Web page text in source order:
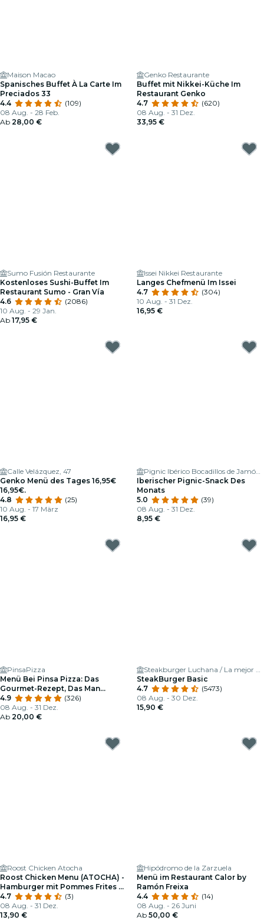
Maison Macao
Spanisches Buffet À La Carte Im
Preciados 33
4.4
(109)
08 Aug. - 28 Feb.
Ab 28,00 €
Genko Restaurante
Buffet mit Nikkei-Küche Im
Restaurant Genko
4.7
(620)
08 Aug. - 31 Dez.
33,95 €
Sumo Fusión Restaurante
Kostenloses Sushi-Buffet Im
Restaurant Sumo - Gran Vía
4.6
(2086)
10 Aug. - 29 Jan.
Ab 17,95 €
Issei Nikkei Restaurante
Langes Chefmenü Im Issei
4.7
(304)
10 Aug. - 31 Dez.
16,95 €
Calle Velázquez, 47
Genko Menü des Tages 16,95€
16,95€.
4.8
(25)
10 Aug. - 17 März
16,95 €
Pignic Ibérico Bocadillos de Jamón Catering
Iberischer Pignic-Snack Des
Monats
5.0
(39)
08 Aug. - 31 Dez.
8,95 €
PinsaPizza
Menü Bei Pinsa Pizza: Das
Gourmet-Rezept, Das Man
Probieren Muss
4.9
(326)
08 Aug. - 31 Dez.
Ab 20,00 €
Steakburger Luchana / La mejor hamburguesa de Madrid
SteakBurger Basic
4.7
(5473)
08 Aug. - 30 Dez.
15,90 €
Roost Chicken Atocha
Roost Chicken Menu (ATOCHA) -
Hamburger mit Pommes Frites +
Getränke und Dessert Oder
Kaffee
4.7
(3)
08 Aug. - 31 Dez.
13,90 €
Hipódromo de la Zarzuela
Menü im Restaurant Calor by
Ramón Freixa
4.4
(14)
08 Aug. - 26 Juni
Ab 50,00 €